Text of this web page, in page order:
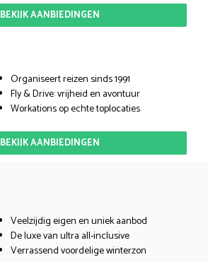
BEKIJK AANBIEDINGEN
Organiseert reizen sinds 1991
Fly & Drive: vrijheid en avontuur
Workations op echte toplocaties
BEKIJK AANBIEDINGEN
Veelzijdig eigen en uniek aanbod
De luxe van ultra all-inclusive
Verrassend voordelige winterzon